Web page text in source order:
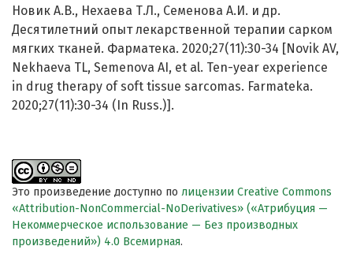
Новик А.В., Нехаева Т.Л., Семенова А.И. и др.
Десятилетний опыт лекарственной терапии сарком
мягких тканей. Фарматека. 2020;27(11):30-34 [Novik AV,
Nekhaeva TL, Semenova AI, et al. Ten-year experience
in drug therapy of soft tissue sarcomas. Farmateka.
2020;27(11):30-34 (In Russ.)].
Это произведение доступно по лицензии Creative Commons
«Attribution-NonCommercial-NoDerivatives» («Атрибуция —
Некоммерческое использование — Без производных
произведений») 4.0 Всемирная.